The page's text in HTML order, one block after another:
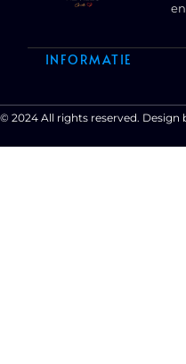
INFORMATIE
© 2024 All rights reserved. Design